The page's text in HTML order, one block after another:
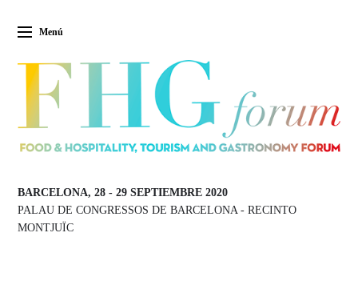
Menú
BARCELONA, 28 -29 SEPTIEMBRE 2020
PALAU DE CONGRESSOS DE BARCELONA -RECINTO
MONTJUÏC